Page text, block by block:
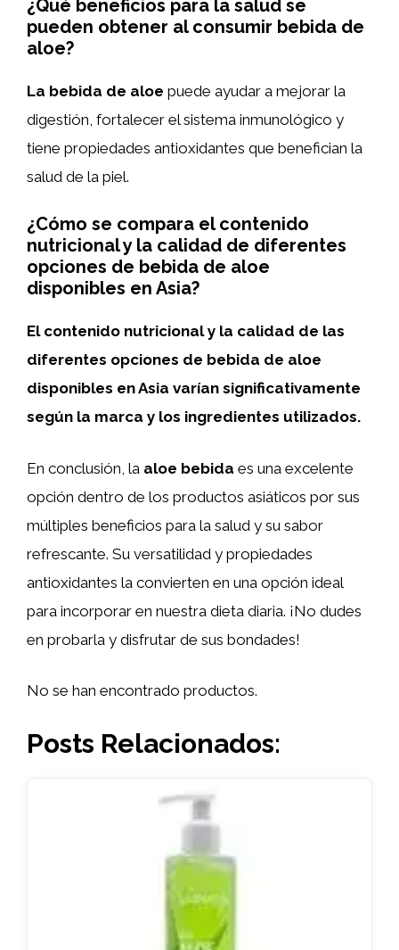
¿Qué beneficios para la salud se
pueden obtener al consumir bebida de
aloe?
La bebida de aloe puede ayudar a mejorar la
digestión, fortalecer el sistema inmunológico y
tiene propiedades antioxidantes que benefician la
salud de la piel.
¿Cómo se compara el contenido
nutricional y la calidad de diferentes
opciones de bebida de aloe
disponibles en Asia?
El contenido nutricional y la calidad de las
diferentes opciones de bebida de aloe
disponibles en Asia varían significativamente
según la marca y los ingredientes utilizados.
En conclusión, la aloe bebida es una excelente
opción dentro de los productos asiáticos por sus
múltiples beneficios para la salud y su sabor
refrescante. Su versatilidad y propiedades
antioxidantes la convierten en una opción ideal
para incorporar en nuestra dieta diaria. ¡No dudes
en probarla y disfrutar de sus bondades!
No se han encontrado productos.
Posts Relacionados: